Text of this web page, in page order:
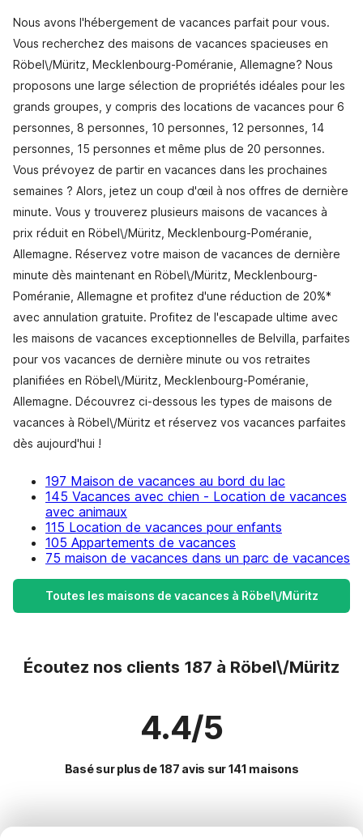
Nous avons l'hébergement de vacances parfait pour vous.
Vous recherchez des maisons de vacances spacieuses en
Röbel\/Müritz, Mecklenbourg-Poméranie, Allemagne? Nous
proposons une large sélection de propriétés idéales pour les
grands groupes, y compris des locations de vacances pour 6
personnes, 8 personnes, 10 personnes, 12 personnes, 14
personnes, 15 personnes et même plus de 20 personnes.
Vous prévoyez de partir en vacances dans les prochaines
semaines ? Alors, jetez un coup d'œil à nos offres de dernière
minute. Vous y trouverez plusieurs maisons de vacances à
prix réduit en Röbel\/Müritz, Mecklenbourg-Poméranie,
Allemagne. Réservez votre maison de vacances de dernière
minute dès maintenant en Röbel\/Müritz, Mecklenbourg-
Poméranie, Allemagne et profitez d'une réduction de 20%*
avec annulation gratuite. Profitez de l'escapade ultime avec
les maisons de vacances exceptionnelles de Belvilla, parfaites
pour vos vacances de dernière minute ou vos retraites
planifiées en Röbel\/Müritz, Mecklenbourg-Poméranie,
Allemagne. Découvrez ci-dessous les types de maisons de
vacances à Röbel\/Müritz et réservez vos vacances parfaites
dès aujourd'hui !
197 Maison de vacances au bord du lac
145 Vacances avec chien - Location de vacances
avec animaux
115 Location de vacances pour enfants
105 Appartements de vacances
75 maison de vacances dans un parc de vacances
Toutes les maisons de vacances à Röbel\/Müritz
Écoutez nos clients 187 à Röbel\/Müritz
4.4/5
Basé sur plus de 187 avis sur 141 maisons